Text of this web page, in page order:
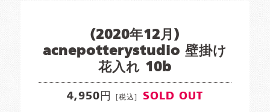
(2020年12月)
acnepotterystudio 壁掛け
花入れ 10b
4,950円 [税込] SOLD OUT